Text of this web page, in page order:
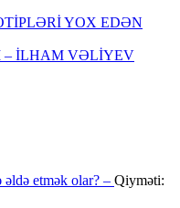
YOX EDƏN
– İLHAM VƏLİYEV
əldə etmək olar? – Qiyməti: